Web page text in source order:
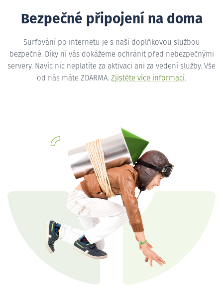
Bezpečné připojení na doma
Surfování po internetu je s naší doplňkovou službou
bezpečné. Díky ní vás dokážeme ochránit před nebezpečnými
servery. Navíc nic neplatíte za aktivaci ani za vedení služby. Vše
od nás máte ZDARMA. Zjistěte více informací.